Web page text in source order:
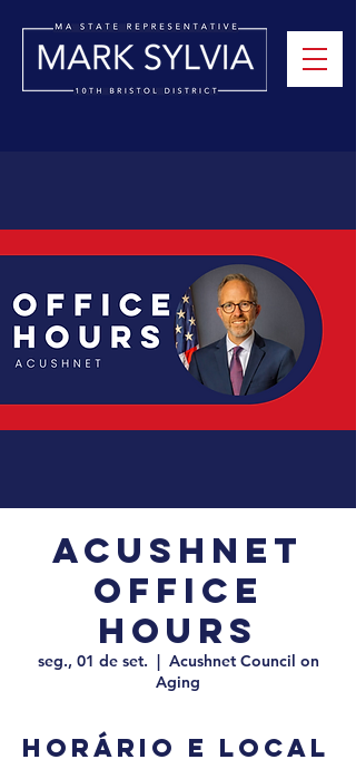
Acushnet
Office
Hours
seg., 01 de set.
  |
Acushnet Council on
Aging
Horário e local